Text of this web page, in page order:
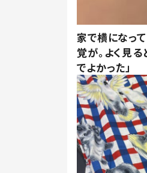
家で横になっ
覚が。よく見る
でよかった」